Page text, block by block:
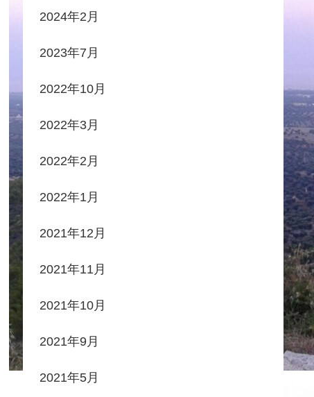
2024年2月
2023年7月
2022年10月
2022年3月
2022年2月
2022年1月
2021年12月
2021年11月
2021年10月
2021年9月
2021年5月